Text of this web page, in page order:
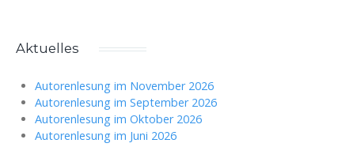
Aktuelles
Autorenlesung im November 2026
Autorenlesung im September 2026
Autorenlesung im Oktober 2026
Autorenlesung im Juni 2026